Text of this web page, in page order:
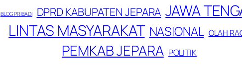
BLOG PRIBADI DPRD KABUPATEN JEPARA JAWA
LINTAS MASYARAKAT NASIONAL OLAH
PEMKAB JEPARA POLITIK